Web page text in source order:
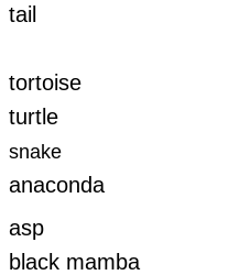
tail
tortoise
turtle
snake
anaconda
asp
black mamba